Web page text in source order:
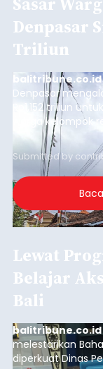
Denpasar
Triliun
Denpasar
Rp1,152 triliun
warga kelompok
garis
guna menjaga
kelompok desil 5
merosot ke
Submitted by
Lewat
Belajar
Bali
balitribune.co.id
melestarikan
diperkuat Dinas